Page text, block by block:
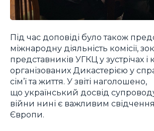
Під час доповіді було також
міжнародну діяльність комісії,
представників УГКЦ у зустрічах і
організованих Дикастерією у
сім’ї та життя. У звіті наголошено,
що український досвід
війни нині є важливим
Європи.